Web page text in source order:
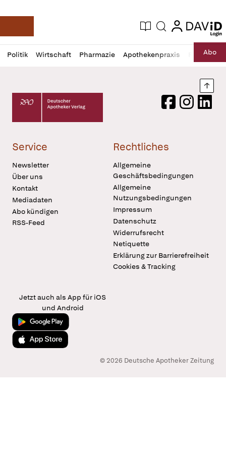
Deutsche Apotheker Zeitung
Aktuelle Ausgabe
Suche login
login
Politik Wirtschaft Pharmazie Apothekenpraxis RechtAbo
Profil
öffnen
Daz
Pur
Deutscher Apotheker Verlag Logo
FacebookInstagram
Service
Newsletter
Über uns
Kontakt
Mediadaten
Abo kündigen
RSS-Feed
Rechtliches
Allgemeine
Geschäftsbedingungen
Allgemeine
Nutzungsbedingungen
Impressum
Datenschutz
Widerrufsrecht
Netiquette
Erklärung zur Barrierefreiheit
Cookies & Tracking
Jetzt auch als App für iOS
und Android
Jetzt bei Google Play
Laden im App Store
© 2026 Deutsche Apotheker Zeitung